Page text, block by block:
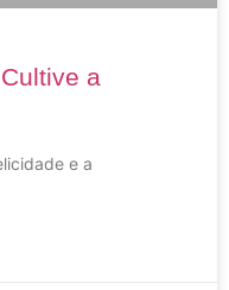
a
e a